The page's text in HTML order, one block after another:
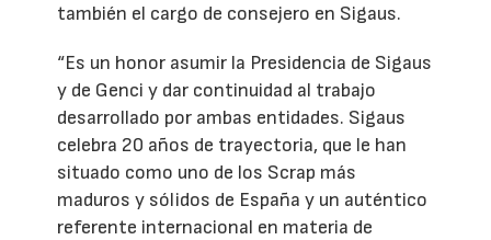
también el cargo de consejero en Sigaus.
“Es un honor asumir la Presidencia de Sigaus
y de Genci y dar continuidad al trabajo
desarrollado por ambas entidades. Sigaus
celebra 20 años de trayectoria, que le han
situado como uno de los Scrap más
maduros y sólidos de España y un auténtico
referente internacional en materia de